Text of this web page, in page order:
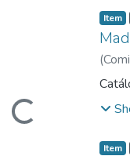
Loading...
Item
(
Item